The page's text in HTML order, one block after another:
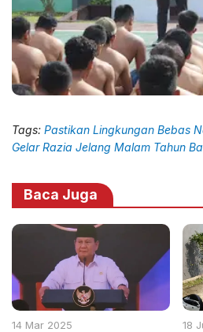
Tags: Pastikan Lingkungan Bebas
Gelar Razia Jelang Malam Tahun
Baca Juga
14 Mar 2025 18